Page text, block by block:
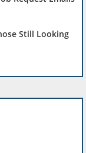
Still Looking